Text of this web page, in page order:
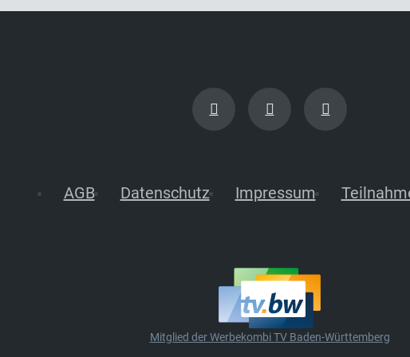
AGB Datenschutz Impressum
Mitglied der Werbekombi TV Baden-Württemberg